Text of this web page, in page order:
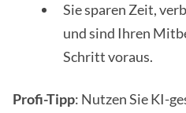
Sie sparen Zeit,
und sind Ihren
Schritt voraus.
Profi-Tipp: Nutzen Sie KI-